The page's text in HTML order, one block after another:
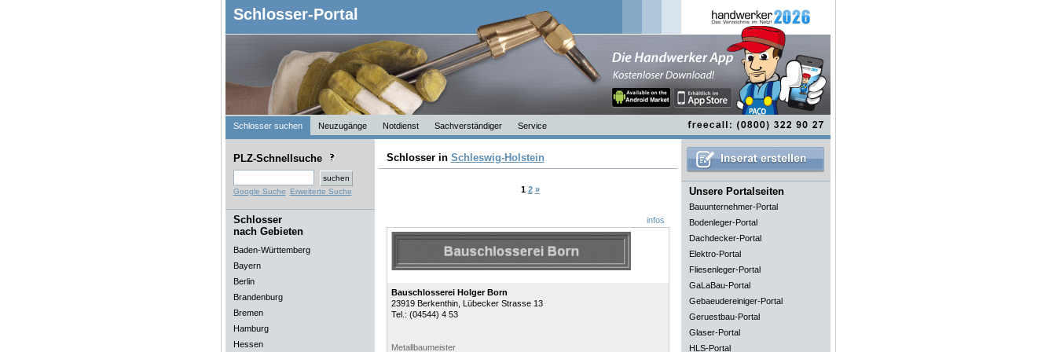
Schlosser-Portal
Schlosser suchen Neuzugänge Notdienst Sachverständiger Service
PLZ-Schnellsuche
Google Suche Erweiterte Suche
Schlosser
nach Gebieten
Baden-Württemberg
Bayern
Berlin
Brandenburg
Bremen
Hamburg
Hessen
Schlosser in Schleswig-Holstein
1 2 »
infos
Bauschlosserei Holger Born
23919 Berkenthin, Lübecker Strasse 13
Tel.: (04544) 4 53
Metallbaumeister
Unsere Portalseiten
Bauunternehmer-Portal
Bodenleger-Portal
Dachdecker-Portal
Elektro-Portal
Fliesenleger-Portal
GaLaBau-Portal
Gebaeudereiniger-Portal
Geruestbau-Portal
Glaser-Portal
HLS-Portal